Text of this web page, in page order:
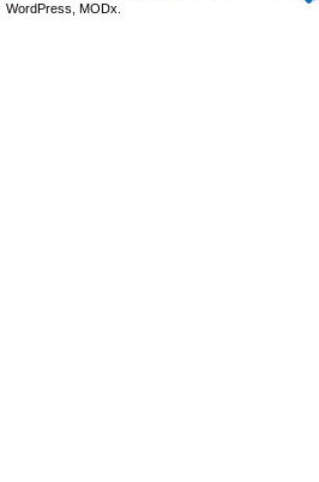
WordPress, MODx.